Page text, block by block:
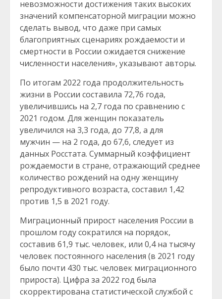
невозможности достижения таких высоких
значений компенсаторной миграции можно
сделать вывод, что даже при самых
благоприятных сценариях рождаемости и
смертности в России ожидается снижение
численности населения», указывают авторы.
По итогам 2022 года продолжительность
жизни в России составила 72,76 года,
увеличившись на 2,7 года по сравнению с
2021 годом. Для женщин показатель
увеличился на 3,3 года, до 77,8, а для
мужчин — на 2 года, до 67,6, следует из
данных Росстата. Суммарный коэффициент
рождаемости в стране, отражающий среднее
количество рождений на одну женщину
репродуктивного возраста, составил 1,42
против 1,5 в 2021 году.
Миграционный прирост населения России в
прошлом году сократился на порядок,
составив 61,9 тыс. человек, или 0,4 на тысячу
человек постоянного населения (в 2021 году
было почти 430 тыс. человек миграционного
прироста). Цифра за 2022 год была
скорректирована статистической службой с